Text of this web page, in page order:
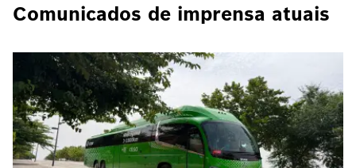
Comunicados de imprensa atuais